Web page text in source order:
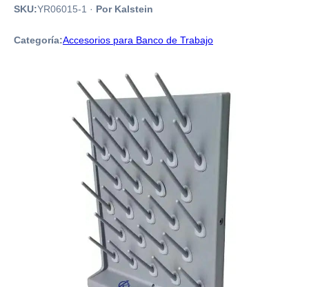
SKU:YR06015-1 · Por Kalstein
Categoría:Accesorios para Banco de Trabajo